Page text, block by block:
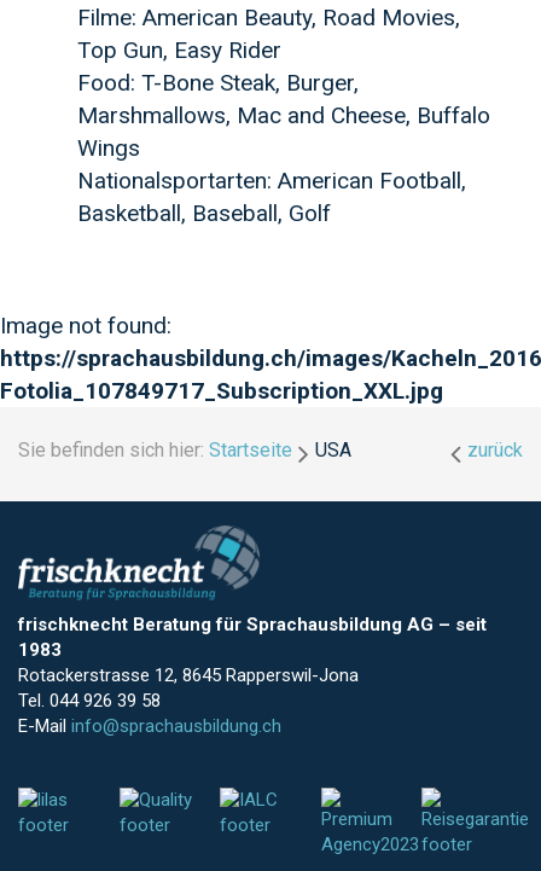
Filme: American Beauty, Road Movies,
Top Gun, Easy Rider
Food: T-Bone Steak, Burger,
Marshmallows, Mac and Cheese, Buffalo
Wings
Nationalsportarten: American Football,
Basketball, Baseball, Golf
Image not found:
https://sprachausbildung.ch/images/
Fotolia_107849717_Subscription_XXL.jpg
Sie befinden sich hier: Startseite USA zurück
frischknecht Beratung für Sprachausbildung AG – seit
1983
Rotackerstrasse 12, 8645 Rapperswil-Jona
Tel. 044 926 39 58
E-Mail info@sprachausbildung.ch